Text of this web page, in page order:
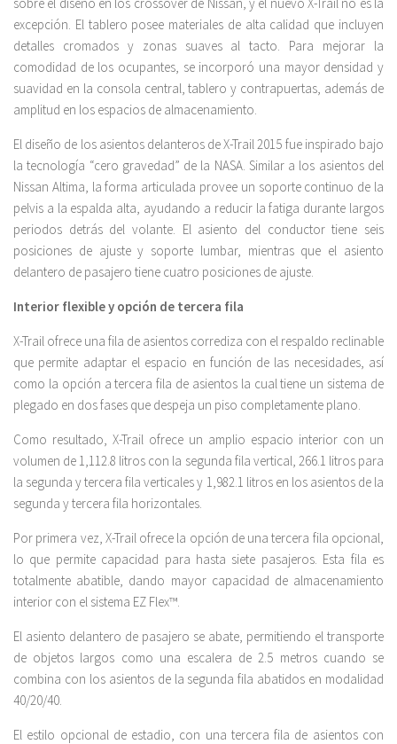
excepción. El tablero posee materiales de alta calidad que incluyen
detalles cromados y zonas suaves al tacto. Para mejorar la
comodidad de los ocupantes, se incorporó una mayor densidad y
suavidad en la consola central, tablero y contrapuertas, además de
amplitud en los espacios de almacenamiento.
El diseño de los asientos delanteros de X-Trail 2015 fue inspirado bajo
la tecnología “cero gravedad” de la NASA. Similar a los asientos del
Nissan Altima, la forma articulada provee un soporte continuo de la
pelvis a la espalda alta, ayudando a reducir la fatiga durante largos
periodos detrás del volante. El asiento del conductor tiene seis
posiciones de ajuste y soporte lumbar, mientras que el asiento
delantero de pasajero tiene cuatro posiciones de ajuste.
Interior flexible y opción de tercera fila
X-Trail ofrece una fila de asientos corrediza con el respaldo reclinable
que permite adaptar el espacio en función de las necesidades, así
como la opción a tercera fila de asientos la cual tiene un sistema de
plegado en dos fases que despeja un piso completamente plano.
Como resultado, X-Trail ofrece un amplio espacio interior con un
volumen de 1,112.8 litros con la segunda fila vertical, 266.1 litros para
la segunda y tercera fila verticales y 1,982.1 litros en los asientos de la
segunda y tercera fila horizontales.
Por primera vez, X-Trail ofrece la opción de una tercera fila opcional,
lo que permite capacidad para hasta siete pasajeros. Esta fila es
totalmente abatible, dando mayor capacidad de almacenamiento
interior con el sistema EZ Flex™.
El asiento delantero de pasajero se abate, permitiendo el transporte
de objetos largos como una escalera de 2.5 metros cuando se
combina con los asientos de la segunda fila abatidos en modalidad
40/20/40.
El estilo opcional de estadio, con una tercera fila de asientos con